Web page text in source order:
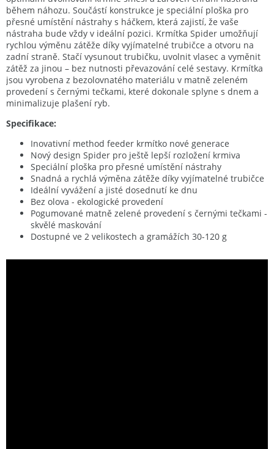
během náhozu. Součástí konstrukce je speciální ploška pro
přesné umístění nástrahy s háčkem, která zajistí, že vaše
nástraha bude vždy v ideální pozici. Krmítka Spider umožňují
rychlou výměnu zátěže díky vyjímatelné trubičce a otvoru na
zadní straně. Stačí vysunout trubičku, uvolnit vlasec a vyměnit
zátěž za jinou – bez nutnosti převazování celé sestavy. Krmítka
jsou vyrobena z bezolovnatého materiálu v matně zeleném
provedení s černými tečkami, které dokonale splyne s dnem a
minimalizuje plašení ryb.
Specifikace:
Inovativní method feeder krmítko nové generace
Nový design Spider pro ještě lepší rozložení krmiva
Speciální ploška pro přesné umístění nástrahy
Snadná a rychlá výměna zátěže díky vyjímatelné trubičce
Ideální vyvážení a jisté dosednutí ke dnu
Bez olova - ekologické provedení
Pogumované matně zelené provedení s černými tečkami -
skvělé maskování
Dostupné ve 2 velikostech a gramážích 30-120 g